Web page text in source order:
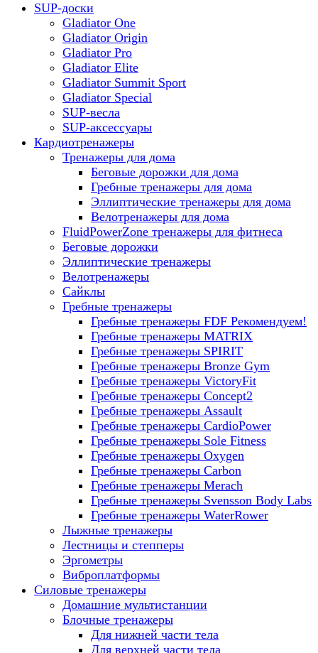
SUP-доски
Gladiator One
Gladiator Origin
Gladiator Pro
Gladiator Elite
Gladiator Summit Sport
Gladiator Special
SUP-весла
SUP-аксессуары
Кардиотренажеры
Тренажеры для дома
Беговые дорожки для дома
Гребные тренажеры для дома
Эллиптические тренажеры для дома
Велотренажеры для дома
FluidPowerZone тренажеры для фитнеса
Беговые дорожки
Эллиптические тренажеры
Велотренажеры
Сайклы
Гребные тренажеры
Гребные тренажеры FDF Рекомендуем!
Гребные тренажеры MATRIX
Гребные тренажеры SPIRIT
Гребные тренажеры Bronze Gym
Гребные тренажеры VictoryFit
Гребные тренажеры Concept2
Гребные тренажеры Assault
Гребные тренажеры CardioPower
Гребные тренажеры Sole Fitness
Гребные тренажеры Oxygen
Гребные тренажеры Carbon
Гребные тренажеры Merach
Гребные тренажеры Svensson Body Labs
Гребные тренажеры WaterRower
Лыжные тренажеры
Лестницы и степперы
Эргометры
Виброплатформы
Силовые тренажеры
Домашние мультистанции
Блочные тренажеры
Для нижней части тела
Для верхней части тела